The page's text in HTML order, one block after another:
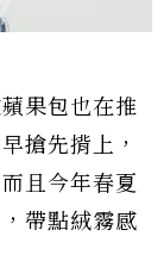
果包也在推
搶先揹上，
且今年春夏
帶點絨霧感